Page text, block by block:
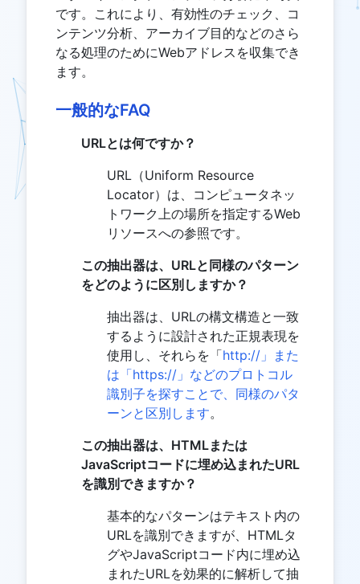
です。これにより、有効性のチェック、コ
ンテンツ分析、アーカイブ目的などのさら
なる処理のためにWebアドレスを収集でき
ます。
一般的なFAQ
URLとは何ですか？
URL（Uniform Resource
Locator）は、コンピュータネッ
トワーク上の場所を指定するWeb
リソースへの参照です。
この抽出器は、URLと同様のパターン
をどのように区別しますか？
抽出器は、URLの構文構造と一致
するように設計された正規表現を
使用し、それらを「http://」また
は「https://」などのプロトコル
識別子を探すことで、同様のパタ
ーンと区別します。
この抽出器は、HTMLまたは
JavaScriptコードに埋め込まれたURL
を識別できますか？
基本的なパターンはテキスト内の
URLを識別できますが、HTMLタ
グやJavaScriptコード内に埋め込
まれたURLを効果的に解析して抽